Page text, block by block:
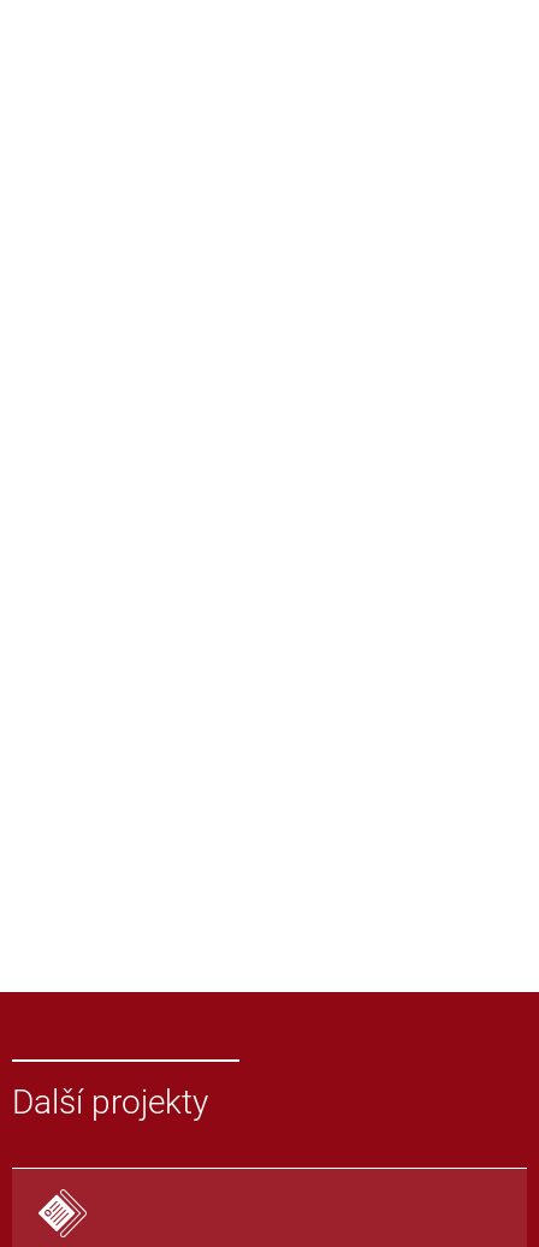
Další projekty